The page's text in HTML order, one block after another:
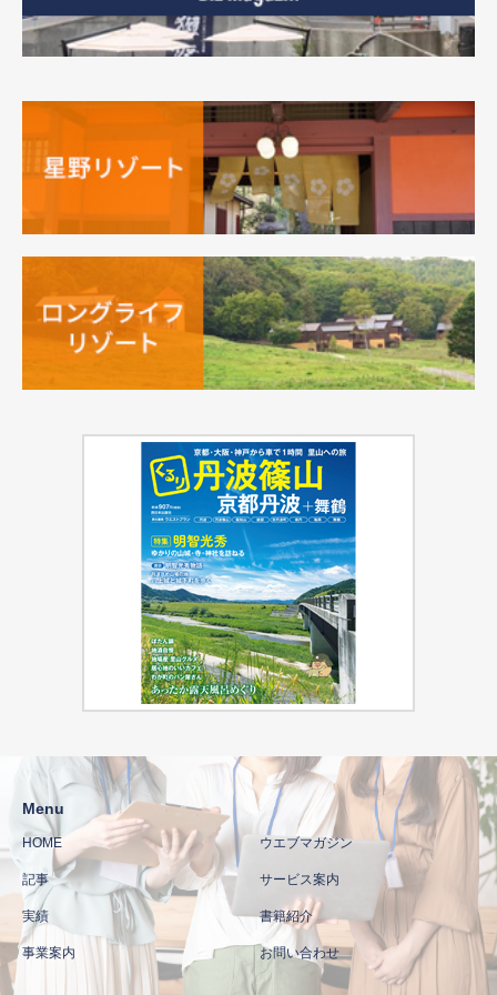
Menu
HOME ウエブマガジン
記事 サービス案内
実績 書籍紹介
事業案内 お問い合わせ